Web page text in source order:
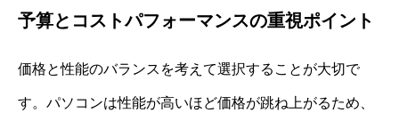
予算とコストパフォーマンスの重視ポイント
価格と性能のバランスを考えて選択することが大切で
す。パソコンは性能が高いほど価格が跳ね上がるため、